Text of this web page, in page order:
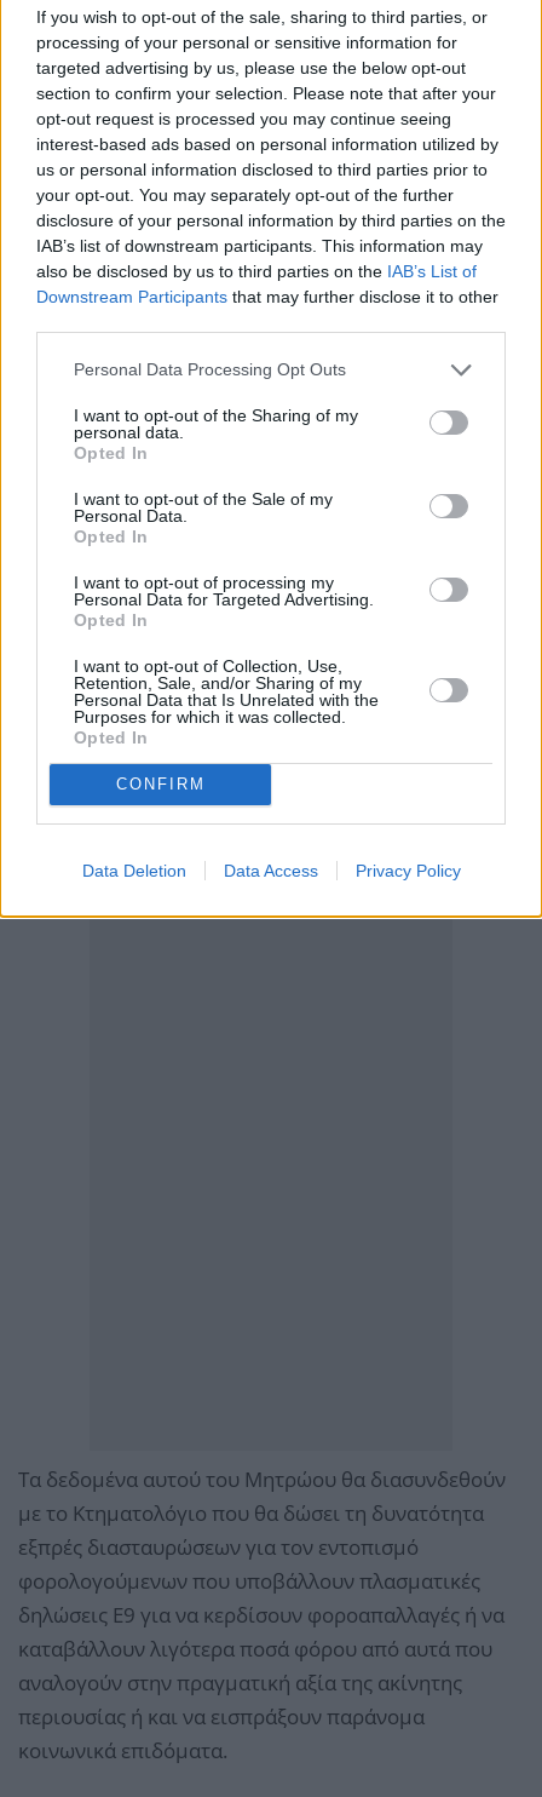
If you wish to opt-out of the sale, sharing to third parties, or
processing of your personal or sensitive information for
targeted advertising by us, please use the below opt-out
section to confirm your selection. Please note that after your
opt-out request is processed you may continue seeing
interest-based ads based on personal information utilized by
us or personal information disclosed to third parties prior to
your opt-out. You may separately opt-out of the further
disclosure of your personal information by third parties on the
IAB’s list of downstream participants. This information may
also be disclosed by us to third parties on the IAB’s List of
Downstream Participants that may further disclose it to other
Personal Data Processing Opt Outs
I want to opt-out of the Sharing of my
personal data.
Opted In
I want to opt-out of the Sale of my
Personal Data.
Opted In
I want to opt-out of processing my
Personal Data for Targeted Advertising.
Opted In
I want to opt-out of Collection, Use,
Retention, Sale, and/or Sharing of my
Personal Data that Is Unrelated with the
Purposes for which it was collected.
Opted In
CONFIRM
Data Deletion Data Access Privacy Policy
ενημερώνεται αυτόματα κάθε φορά που θα
υποβάλλεται δήλωση πληροφοριακών στοιχείων
μίσθωσης από ιδιοκτήτη ακινήτου και θα γίνεται
αποδεκτή από τον ενοικιαστή ενώ θα ενημερώνεται
αυτόματα κάθε φορά που ένας ιδιοκτήτης θα
δηλώνει τη λύση της μίσθωσης ενός ακινήτου του με
αποτέλεσμα η φορολογική διοίκηση να έχει πλήρη
και ακριβή εικόνα για το ποιοι και πόσα εισπράττουν
από ενοίκια.
το ηλεκτρονικό αρχείο των δηλώσεων φορολογίας
εισοδήματος φυσικών και νομικών προσώπων
προκειμένου τα εισοδήματα που αποκτούν οι
ιδιοκτήτες από την εκμετάλλευση της ακίνητης
περιουσίας τους να προσυμπληρώνονται από την
ΑΑΔΕ στα έντυπα Ε1 και Ε2 των φορολογικών τους
δηλώσεων και οι δαπάνες των ενοικιαστών για
πληρωμές μισθωμάτων να προσυμπληρώνονται στα
έντυπα Ε1.
Τα δεδομένα αυτού του Μητρώου θα διασυνδεθούν
με το Κτηματολόγιο που θα δώσει τη δυνατότητα
εξπρές διασταυρώσεων για τον εντοπισμό
φορολογούμενων που υποβάλλουν πλασματικές
δηλώσεις Ε9 για να κερδίσουν φοροαπαλλαγές ή να
καταβάλλουν λιγότερα ποσά φόρου από αυτά που
αναλογούν στην πραγματική αξία της ακίνητης
περιουσίας ή και να εισπράξουν παράνομα
κοινωνικά επιδόματα.